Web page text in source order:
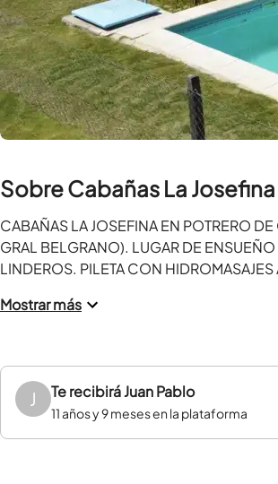
Sobre Cabañas La
CABAÑAS LA JOSEFINA EN POTRERO
GRAL BELGRANO). LUGAR DE
LINDEROS. PILETA CON
Mostrar más
J Te recibiráJuan Pablo
11 años y 9 meses en la plataforma